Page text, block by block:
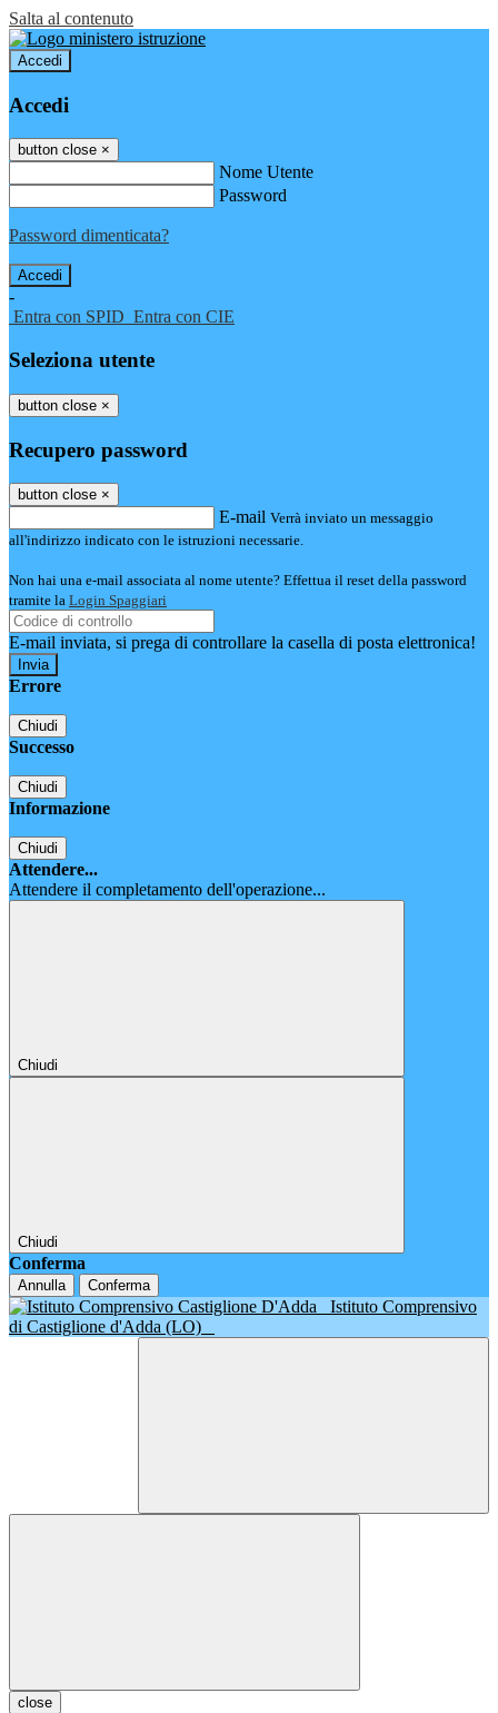
Salta al contenuto
Accedi
Accedi
button close ×
Nome Utente
Password
Password dimenticata?
-
Entra con SPID Entra con CIE
Seleziona utente
button close ×
Recupero password
button close ×
E-mail Verrà inviato un messaggio
all'indirizzo indicato con le istruzioni necessarie.
Non hai una e-mail associata al nome utente? Effettua il reset della password
tramite la Login Spaggiari
E-mail inviata, si prega di controllare la casella di posta elettronica!
Errore
Chiudi
Successo
Chiudi
Informazione
Chiudi
Attendere...
Attendere il completamento dell'operazione...
Chiudi
Chiudi
Conferma
Annulla Conferma
Istituto Comprensivo
di Castiglione d'Adda (LO)
close